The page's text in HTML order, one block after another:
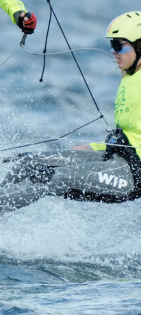
IMOCA,Multi50 - Ocean Fifty